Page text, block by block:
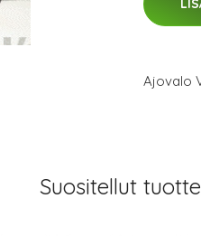
Ajovalo
Suositellut